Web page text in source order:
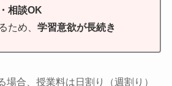
相談OK
ため、学習意欲が長続き
場合、授業料は日割り（週割り）